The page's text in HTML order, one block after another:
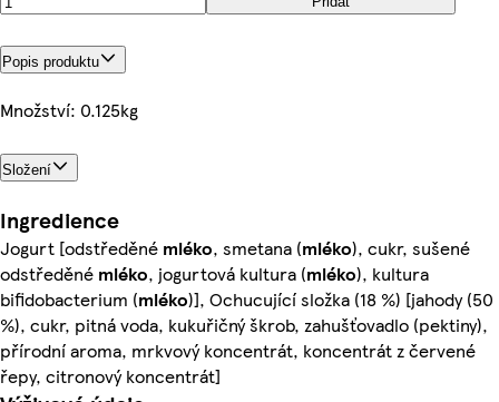
Popis produktu
Množství: 0.125kg
Složení
Ingredience
Jogurt [odstředěné mléko, smetana (mléko), cukr, sušené
odstředěné mléko, jogurtová kultura (mléko), kultura
bifidobacterium (mléko)], Ochucující složka (18 %) [jahody (50
%), cukr, pitná voda, kukuřičný škrob, zahušťovadlo (pektiny),
přírodní aroma, mrkvový koncentrát, koncentrát z červené
řepy, citronový koncentrát]